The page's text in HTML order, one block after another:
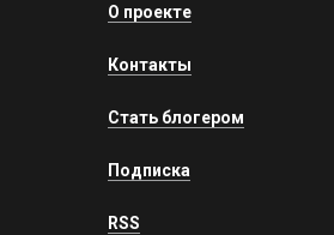
О проекте
Контакты
Стать блогером
Подписка
RSS